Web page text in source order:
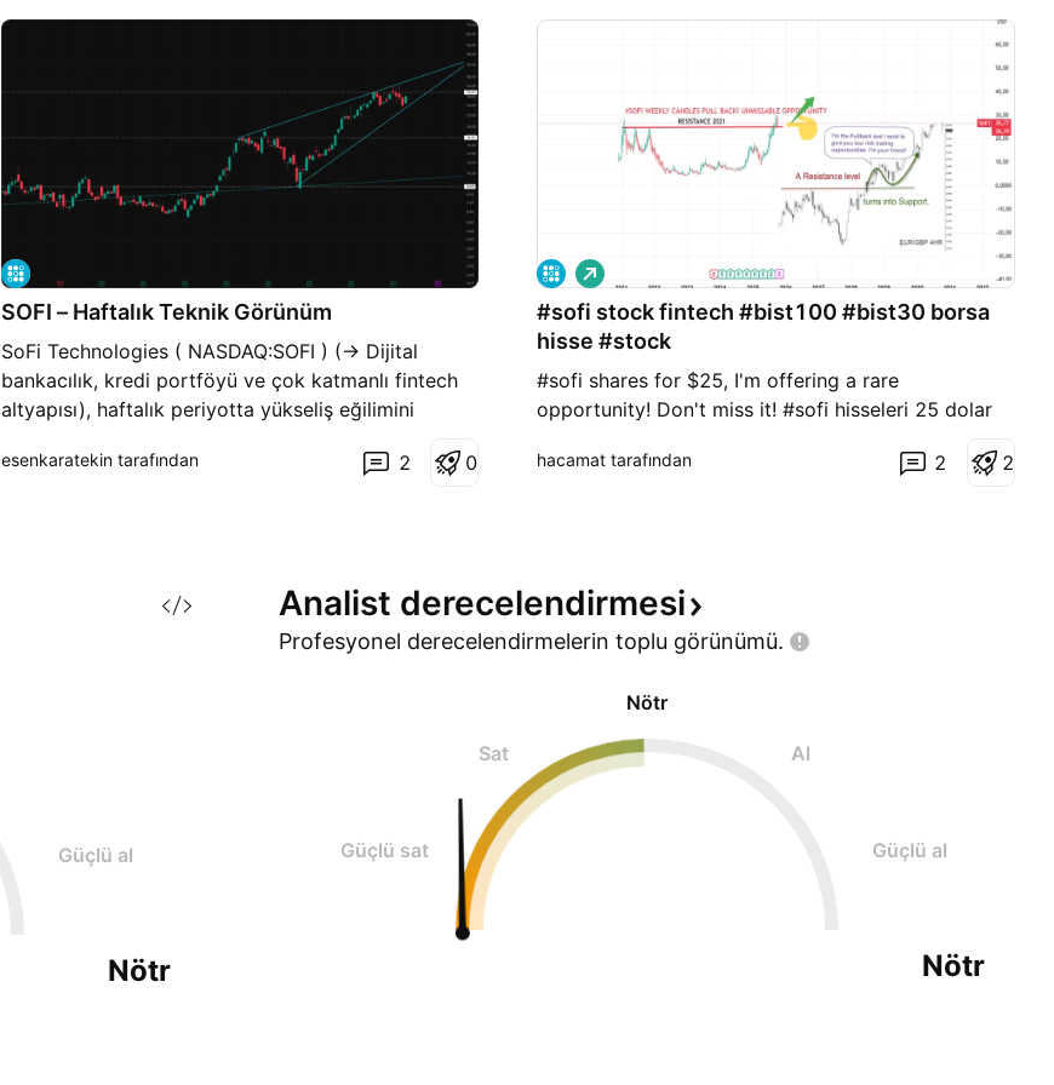
SOFI – Haftalık Teknik Görünüm
SoFi Technologies ( NASDAQ:SOFI ) (→ Dijital
bankacılık, kredi portföyü ve çok katmanlı fintech
altyapısı), haftalık periyotta yükseliş eğilimini
hareket eden bir yapıda işlem görüyor. Fiyat,
esenkaratekin tarafından 2 0
#sofi stock fintech #bist100 #bist30 borsa
hisse #stock
#sofi shares for $25, I'm offering a rare
opportunity! Don't miss it! #sofi hisseleri 25 dolar
#FinancialTechnology #DigitalFinance
A
l
ı
hacamat tarafından 2 2
Güçlü al
Nötr
Analist derecelendirmesi
Profesyonel derecelendirmelerin toplu görünümü.
Nötr
Sat Al
Güçlü sat Güçlü al
Nötr